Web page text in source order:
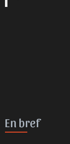
En bref